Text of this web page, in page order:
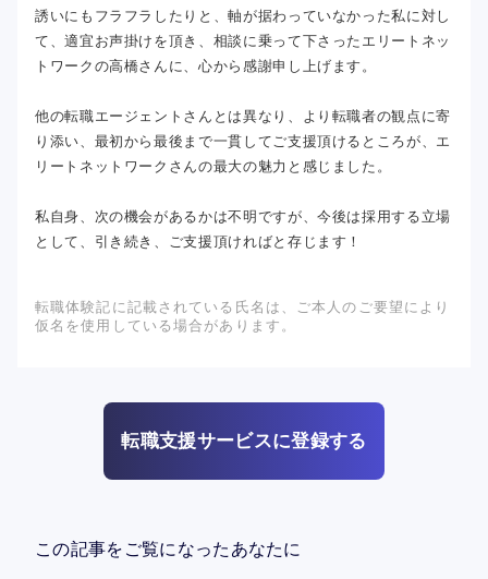
誘いにもフラフラしたりと、軸が据わっていなかった私に対し
て、適宜お声掛けを頂き、相談に乗って下さったエリートネッ
トワークの高橋さんに、心から感謝申し上げます。
他の転職エージェントさんとは異なり、より転職者の観点に寄
り添い、最初から最後まで一貫してご支援頂けるところが、エ
リートネットワークさんの最大の魅力と感じました。
私自身、次の機会があるかは不明ですが、今後は採用する立場
として、引き続き、ご支援頂ければと存じます！
転職体験記に記載されている氏名は、ご本人のご要望により
仮名を使用している場合があります。
転職支援サービスに登録する
この記事をご覧になったあなたに